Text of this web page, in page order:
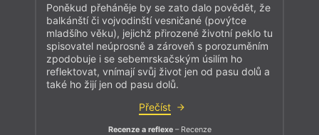
Poněkud přeháněje by se zato dalo povědět, že
balkánští či vojvodinští vesničané (povýtce
mladšího věku), jejichž přirozené životní peklo tu
spisovatel neúprosně a zároveň s porozuměním
zpodobuje i se sebemrskačským úsilím ho
reflektovat, vnímají svůj život jen od pasu dolů a
také ho žijí jen od pasu dolů.
Přečíst
Recenze a reflexe– Recenze